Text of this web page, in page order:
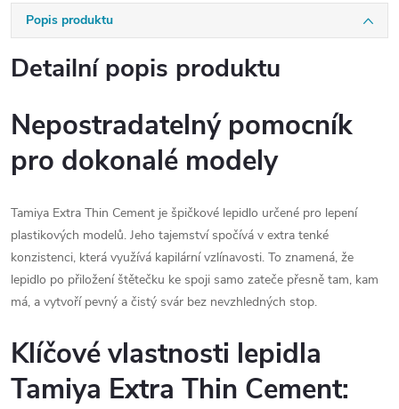
Popis produktu
Detailní popis produktu
Nepostradatelný pomocník
pro dokonalé modely
Tamiya Extra Thin Cement je špičkové lepidlo určené pro lepení
plastikových modelů. Jeho tajemství spočívá v extra tenké
konzistenci, která využívá kapilární vzlínavosti. To znamená, že
lepidlo po přiložení štětečku ke spoji samo zateče přesně tam, kam
má, a vytvoří pevný a čistý svár bez nevzhledných stop.
Klíčové vlastnosti lepidla
Tamiya Extra Thin Cement: